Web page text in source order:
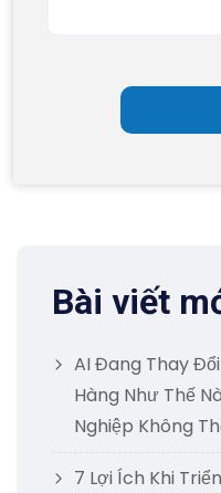
Bài viết
AI Đang Thay
Hàng Như Thế
Nghiệp Không
7 Lợi Ích Khi